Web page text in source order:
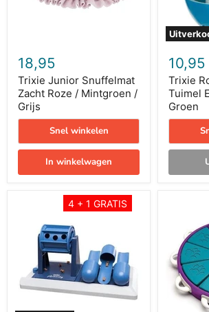
18,95
Trixie Junior Snuffelmat
Zacht Roze / Mintgroen /
Grijs
Snel winkelen
In winkelwagen
Lime
Groen
10,95
Trixie
Tuimel
Groen
4 + 1 GRATIS
Activity
Intelligentiespel
Poker
Vario
2
Twister
Paars
Blauw